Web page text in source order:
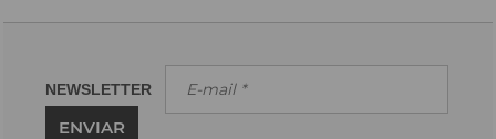
NEWSLETTER
ENVIAR